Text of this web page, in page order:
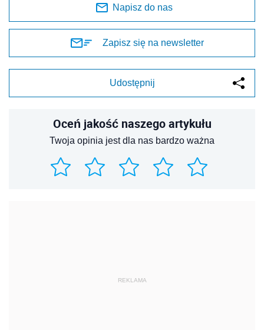
Napisz do nas
Zapisz się na newsletter
Udostępnij
Oceń jakość naszego artykułu
Twoja opinia jest dla nas bardzo ważna
REKLAMA